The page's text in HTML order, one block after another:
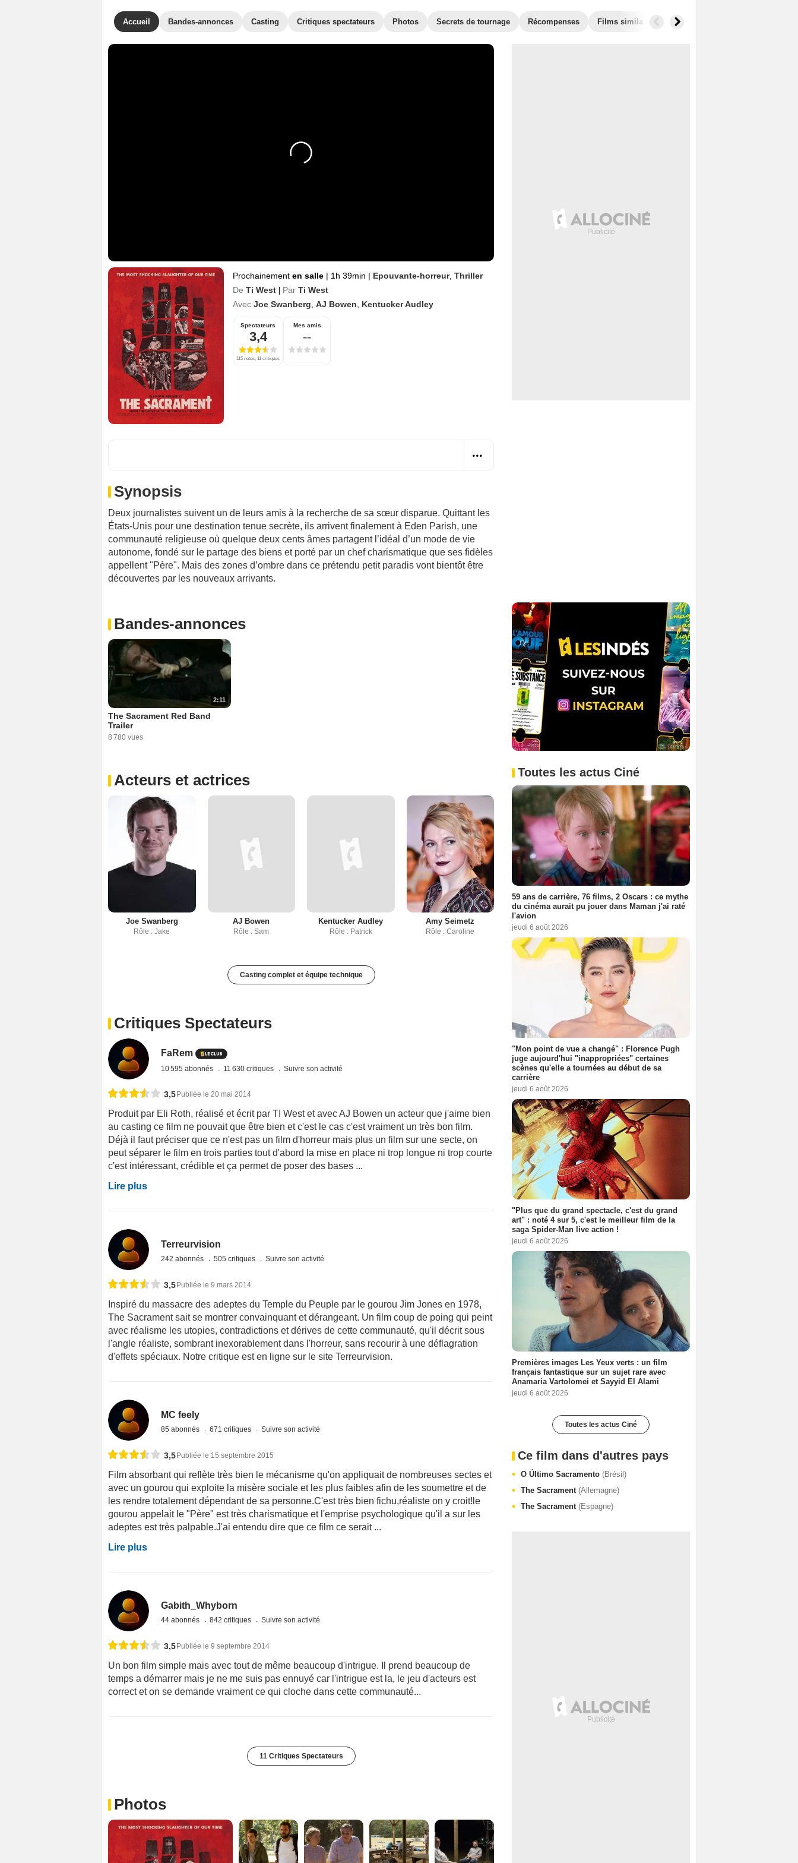
Accueil Bandes-annonces Casting Critiques spectateurs Photos Secrets de tournage Récompenses Films similaires
Prochainement en salle | 1h 39min | Epouvante-horreur, Thriller
De Ti West | Par Ti West
Avec Joe Swanberg AJ Bowen Kentucker Audley
Spectateurs
3,4
115 notes, 11 critiques
Mes amis
--
Synopsis
Deux journalistes suivent un de leurs amis à la recherche de sa sœur disparue. Quittant les
États-Unis pour une destination tenue secrète, ils arrivent finalement à Eden Parish, une
communauté religieuse où quelque deux cents âmes partagent l’idéal d’un mode de vie
autonome, fondé sur le partage des biens et porté par un chef charismatique que ses fidèles
appellent "Père". Mais des zones d’ombre dans ce prétendu petit paradis vont bientôt être
découvertes par les nouveaux arrivants.
Bandes-annonces
2:11
The Sacrament Red Band
Trailer
8 780 vues
Acteurs et actrices
Joe Swanberg
Rôle : Jake
AJ Bowen
Rôle : Sam
Kentucker Audley
Rôle : Patrick
Amy Seimetz
Rôle : Caroline
Casting complet et équipe technique
Critiques Spectateurs
FaRem
10 595 abonnés 11 630 critiques Suivre son activité
3,5Publiée le 20 mai 2014
Produit par Eli Roth, réalisé et écrit par TI West et avec AJ Bowen un acteur que j'aime bien
au casting ce film ne pouvait que être bien et c'est le cas c'est vraiment un très bon film.
Déjà il faut préciser que ce n'est pas un film d'horreur mais plus un film sur une secte, on
peut séparer le film en trois parties tout d'abord la mise en place ni trop longue ni trop courte
c'est intéressant, crédible et ça permet de poser des bases ...
Lire plus
Terreurvision
242 abonnés 505 critiques Suivre son activité
3,5Publiée le 9 mars 2014
Inspiré du massacre des adeptes du Temple du Peuple par le gourou Jim Jones en 1978,
The Sacrament sait se montrer convainquant et dérangeant. Un film coup de poing qui peint
avec réalisme les utopies, contradictions et dérives de cette communauté, qu'il décrit sous
l'angle réaliste, sombrant inexorablement dans l'horreur, sans recourir à une déflagration
d'effets spéciaux. Notre critique est en ligne sur le site Terreurvision.
MC feely
85 abonnés 671 critiques Suivre son activité
3,5Publiée le 15 septembre 2015
Film absorbant qui reflète très bien le mécanisme qu'on appliquait de nombreuses sectes et
avec un gourou qui exploite la misère sociale et les plus faibles afin de les soumettre et de
les rendre totalement dépendant de sa personne.C'est très bien fichu,réaliste on y croit!le
gourou appelait le "Père" est très charismatique et l'emprise psychologique qu'il a sur les
adeptes est très palpable.J'ai entendu dire que ce film ce serait ...
Lire plus
Gabith_Whyborn
44 abonnés 842 critiques Suivre son activité
3,5Publiée le 9 septembre 2014
Un bon film simple mais avec tout de même beaucoup d'intrigue. Il prend beaucoup de
temps a démarrer mais je ne me suis pas ennuyé car l'intrigue est la, le jeu d'acteurs est
correct et on se demande vraiment ce qui cloche dans cette communauté...
11 Critiques Spectateurs
Photos
Toutes les actus Ciné
59 ans de carrière, 76 films, 2 Oscars : ce mythe
du cinéma aurait pu jouer dans Maman j'ai raté
l'avion
jeudi 6 août 2026
"Mon point de vue a changé" : Florence Pugh
juge aujourd'hui "inappropriées" certaines
scènes qu'elle a tournées au début de sa
carrière
jeudi 6 août 2026
"Plus que du grand spectacle, c'est du grand
art" : noté 4 sur 5, c'est le meilleur film de la
saga Spider-Man live action !
jeudi 6 août 2026
Premières images Les Yeux verts : un film
français fantastique sur un sujet rare avec
Anamaria Vartolomei et Sayyid El Alami
jeudi 6 août 2026
Toutes les actus Ciné
Ce film dans d'autres pays
O Último Sacramento (Brésil)
The Sacrament (Allemagne)
The Sacrament (Espagne)